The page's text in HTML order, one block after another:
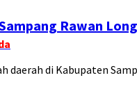
Rawan
daerah di Kabupaten